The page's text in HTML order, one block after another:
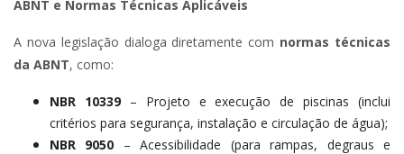
ABNT e Normas Técnicas Aplicáveis
A nova legislação dialoga diretamente com normas técnicas
da ABNT, como:
NBR 10339– Projeto e execução de piscinas (inclui
critérios para segurança, instalação e circulação de água);
NBR 9050 – Acessibilidade (para rampas, degraus e